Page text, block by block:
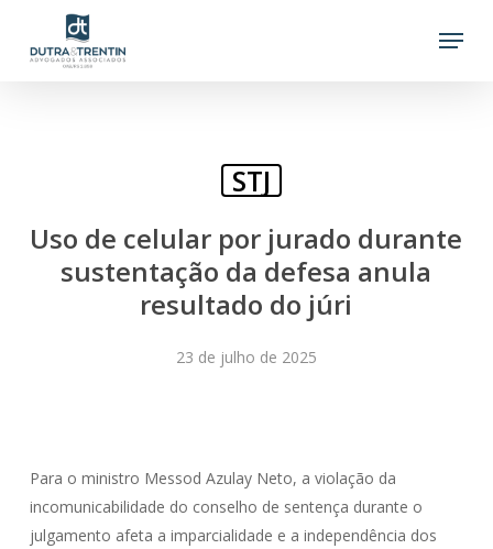
Menu
STJ
Uso de celular por jurado durante
sustentação da defesa anula
resultado do júri
23 de julho de 2025
Para o ministro Messod Azulay Neto, a violação da
incomunicabilidade do conselho de sentença durante o
julgamento afeta a imparcialidade e a independência dos